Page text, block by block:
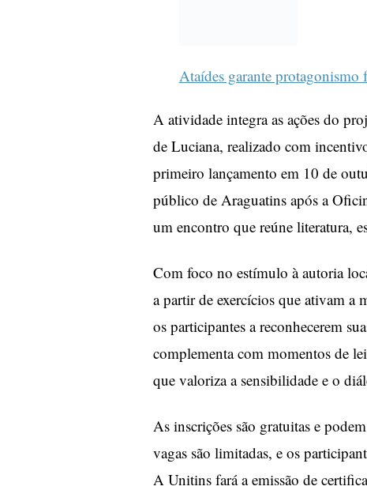
Ataídes garante
A atividade integra as ações do
de Luciana, realizado com
primeiro lançamento em 10 de
público de Araguatins após a
um encontro que reúne literatura,
Com foco no estímulo à autoria
a partir de exercícios que ativam a
os participantes a reconhecerem
complementa com momentos de
que valoriza a sensibilidade e o
As inscrições são gratuitas e
vagas são limitadas, e os
A Unitins fará a emissão de